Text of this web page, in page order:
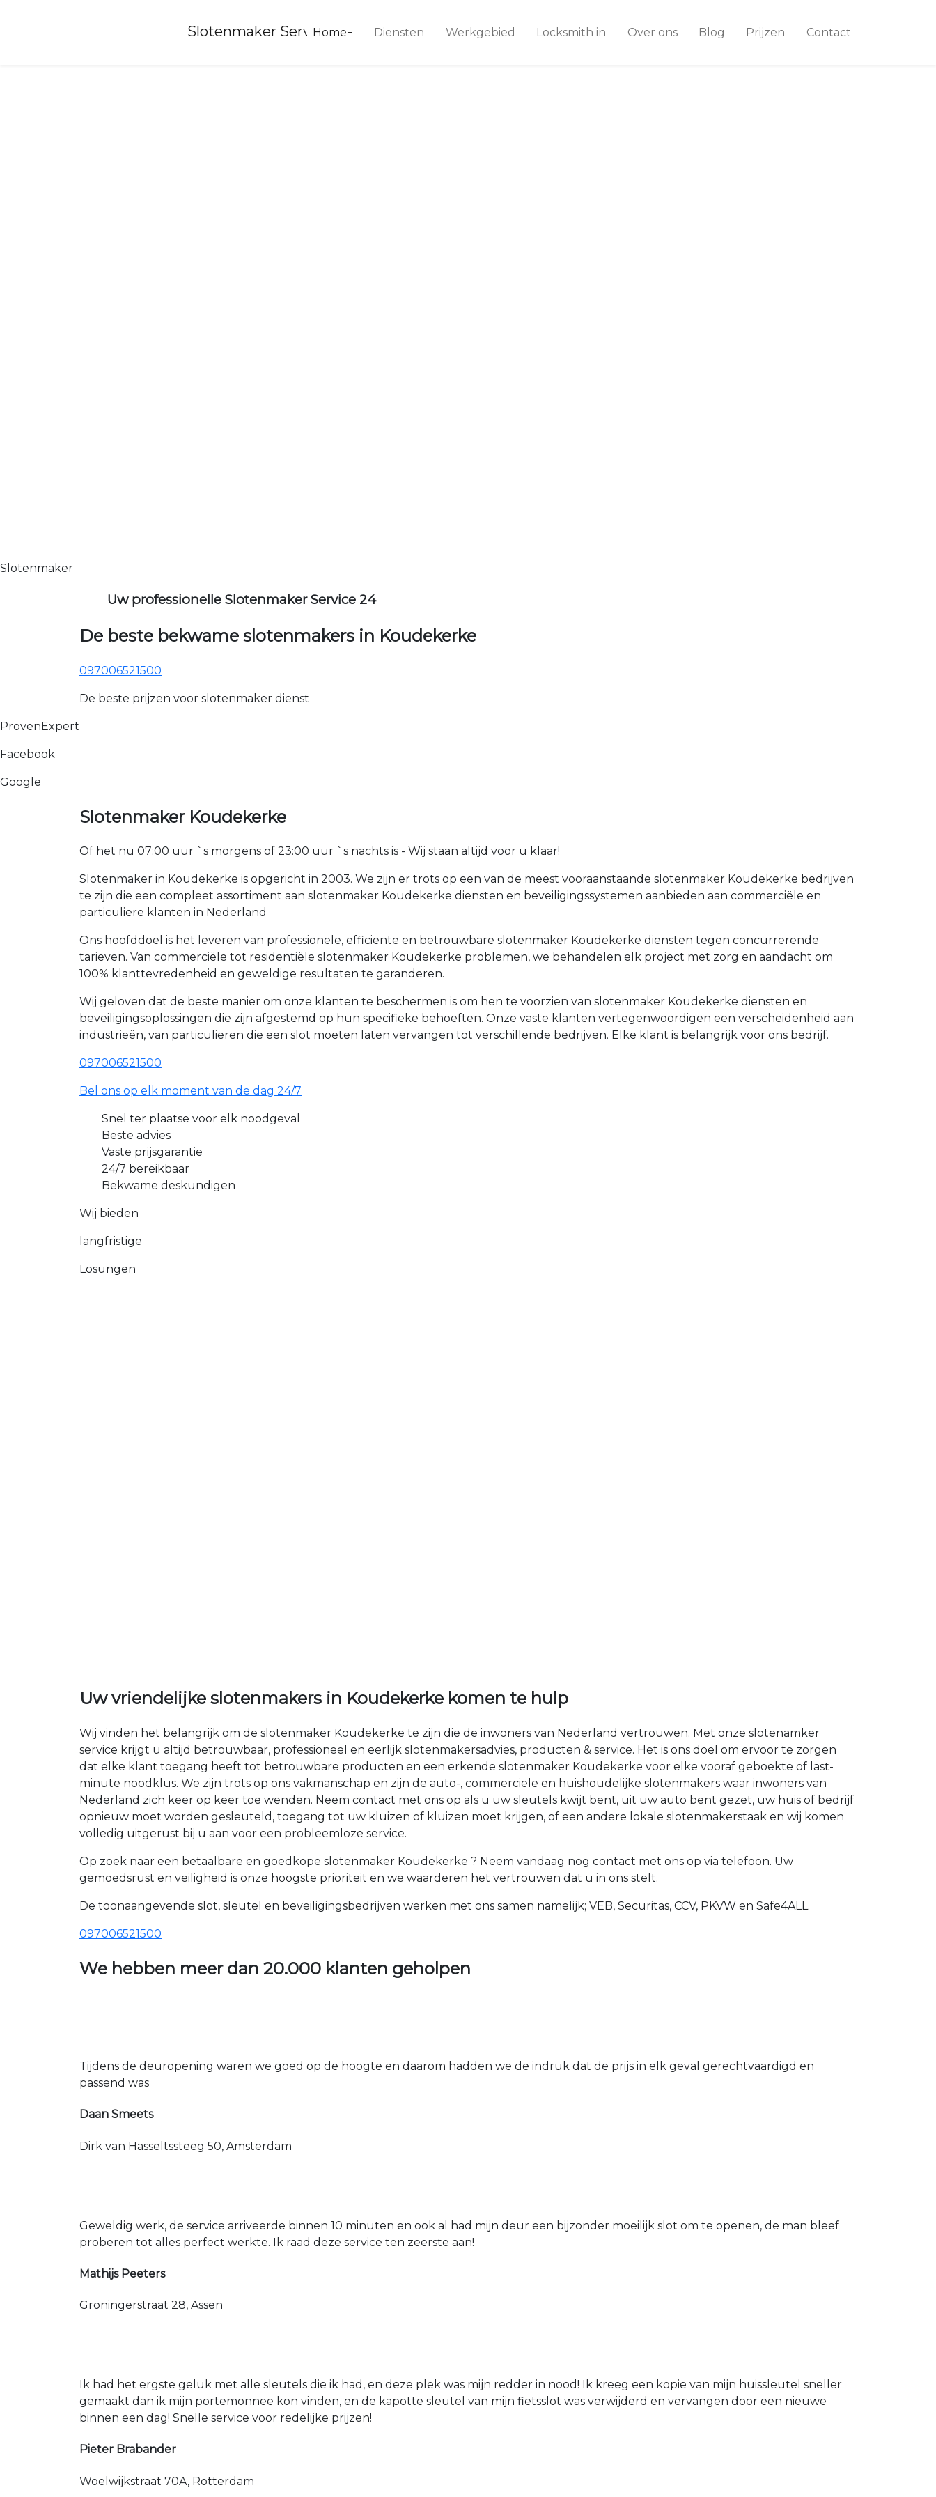
Slotenmaker Service 24
Home Diensten Werkgebied Locksmith in Over ons Blog Prijzen Contact
Slotenmaker
Uw professionelle Slotenmaker Service 24
De beste bekwame slotenmakers in Koudekerke
097006521500
De beste prijzen voor slotenmaker dienst
ProvenExpert
Facebook
Google
Slotenmaker Koudekerke
Of het nu 07:00 uur `s morgens of 23:00 uur `s nachts is - Wij staan altijd voor u klaar!
Slotenmaker in Koudekerke is opgericht in 2003. We zijn er trots op een van de meest vooraanstaande slotenmaker Koudekerke bedrijven
te zijn die een compleet assortiment aan slotenmaker Koudekerke diensten en beveiligingssystemen aanbieden aan commerciële en
particuliere klanten in Nederland
Ons hoofddoel is het leveren van professionele, efficiënte en betrouwbare slotenmaker Koudekerke diensten tegen concurrerende
tarieven. Van commerciële tot residentiële slotenmaker Koudekerke problemen, we behandelen elk project met zorg en aandacht om
100% klanttevredenheid en geweldige resultaten te garanderen.
Wij geloven dat de beste manier om onze klanten te beschermen is om hen te voorzien van slotenmaker Koudekerke diensten en
beveiligingsoplossingen die zijn afgestemd op hun specifieke behoeften. Onze vaste klanten vertegenwoordigen een verscheidenheid aan
industrieën, van particulieren die een slot moeten laten vervangen tot verschillende bedrijven. Elke klant is belangrijk voor ons bedrijf.
097006521500
Bel ons op elk moment van de dag 24/7
Snel ter plaatse voor elk noodgeval
Beste advies
Vaste prijsgarantie
24/7 bereikbaar
Bekwame deskundigen
Wij bieden
langfristige
Lösungen
Uw vriendelijke slotenmakers in Koudekerke komen te hulp
Wij vinden het belangrijk om de slotenmaker Koudekerke te zijn die de inwoners van Nederland vertrouwen. Met onze slotenamker
service krijgt u altijd betrouwbaar, professioneel en eerlijk slotenmakersadvies, producten & service. Het is ons doel om ervoor te zorgen
dat elke klant toegang heeft tot betrouwbare producten en een erkende slotenmaker Koudekerke voor elke vooraf geboekte of last-
minute noodklus. We zijn trots op ons vakmanschap en zijn de auto-, commerciële en huishoudelijke slotenmakers waar inwoners van
Nederland zich keer op keer toe wenden. Neem contact met ons op als u uw sleutels kwijt bent, uit uw auto bent gezet, uw huis of bedrijf
opnieuw moet worden gesleuteld, toegang tot uw kluizen of kluizen moet krijgen, of een andere lokale slotenmakerstaak en wij komen
volledig uitgerust bij u aan voor een probleemloze service.
Op zoek naar een betaalbare en goedkope slotenmaker Koudekerke ? Neem vandaag nog contact met ons op via telefoon. Uw
gemoedsrust en veiligheid is onze hoogste prioriteit en we waarderen het vertrouwen dat u in ons stelt.
De toonaangevende slot, sleutel en beveiligingsbedrijven werken met ons samen namelijk; VEB, Securitas, CCV, PKVW en Safe4ALL.
097006521500
We hebben meer dan 20.000 klanten geholpen
Tijdens de deuropening waren we goed op de hoogte en daarom hadden we de indruk dat de prijs in elk geval gerechtvaardigd en
passend was
Daan Smeets
Dirk van Hasseltssteeg 50, Amsterdam
Geweldig werk, de service arriveerde binnen 10 minuten en ook al had mijn deur een bijzonder moeilijk slot om te openen, de man bleef
proberen tot alles perfect werkte. Ik raad deze service ten zeerste aan!
Mathijs Peeters
Groningerstraat 28, Assen
Ik had het ergste geluk met alle sleutels die ik had, en deze plek was mijn redder in nood! Ik kreeg een kopie van mijn huissleutel sneller
gemaakt dan ik mijn portemonnee kon vinden, en de kapotte sleutel van mijn fietsslot was verwijderd en vervangen door een nieuwe
binnen een dag! Snelle service voor redelijke prijzen!
Pieter Brabander
Woelwijkstraat 70A, Rotterdam